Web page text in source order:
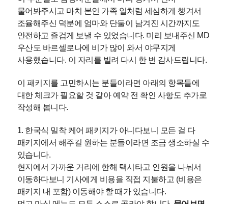
물어봐주시고 마치 본인 가족 일처럼 세심하게 챙겨서
조율해주신 덕분에 엄마와 단둘이 남겨진 시간까지도
안전하고 즐겁게 보낼 수 있었습니다. 미리 보내주신 MD
우산도 바르셀로나에 비가 많이 와서 야무지게
사용했습니다. 이 자리를 빌려 다시 한 번 감사드립니다.
이 패키지를 고민하시는 분들이라면 아래의 항목들에
대한 체크가 필요할 것 같아 예약 전 확인 사항도 추가로
작성해 봅니다.
1. 한국식 밀착 케어 패키지가 아니다보니 모든 걸 다
패키지에서 해주길 원하는 분들이라면 조금 생소하실 수
있습니다.
현지에서 가까운 거리에 한해 택시타고 인원을 나눠서
이동하다보니 기사에게 비용을 직접 지불하고 (비용은
패키지 내 포함) 이동해야 할 때가 있습니다.